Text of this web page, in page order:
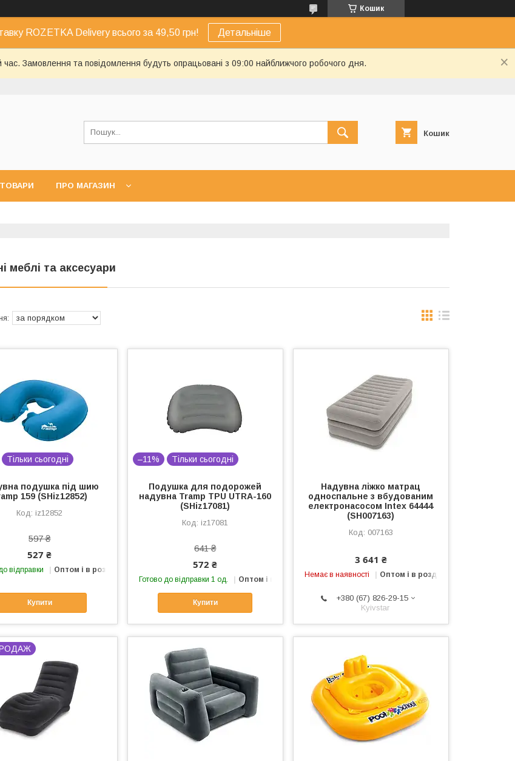
Кошик
ROZETKA Delivery всього за 49,50 грн! Детальніше
час. Замовлення та повідомлення будуть опрацьовані з 09:00 найближчого робочого дня.
Кошик
ТОВАРИ ПРО МАГАЗИН
меблі та аксесуари
Тільки сьогодні
подушка під шию
159 (SHiz12852)
iz12852
597 ₴
527 ₴
відправки Оптом і в роздріб
Купити
–11% Тільки сьогодні
Подушка для подорожей
надувна Tramp TPU UTRA-160
(SHiz17081)
iz17081
641 ₴
572 ₴
Готово до відправки 1 од. Оптом і в роздріб
Купити
Надувна ліжко матрац
односпальне з вбудованим
електронасосом Intex 64444
(SH007163)
007163
3 641 ₴
Немає в наявності Оптом і в роздріб
+380 (67) 826-29-15
Kyivstar